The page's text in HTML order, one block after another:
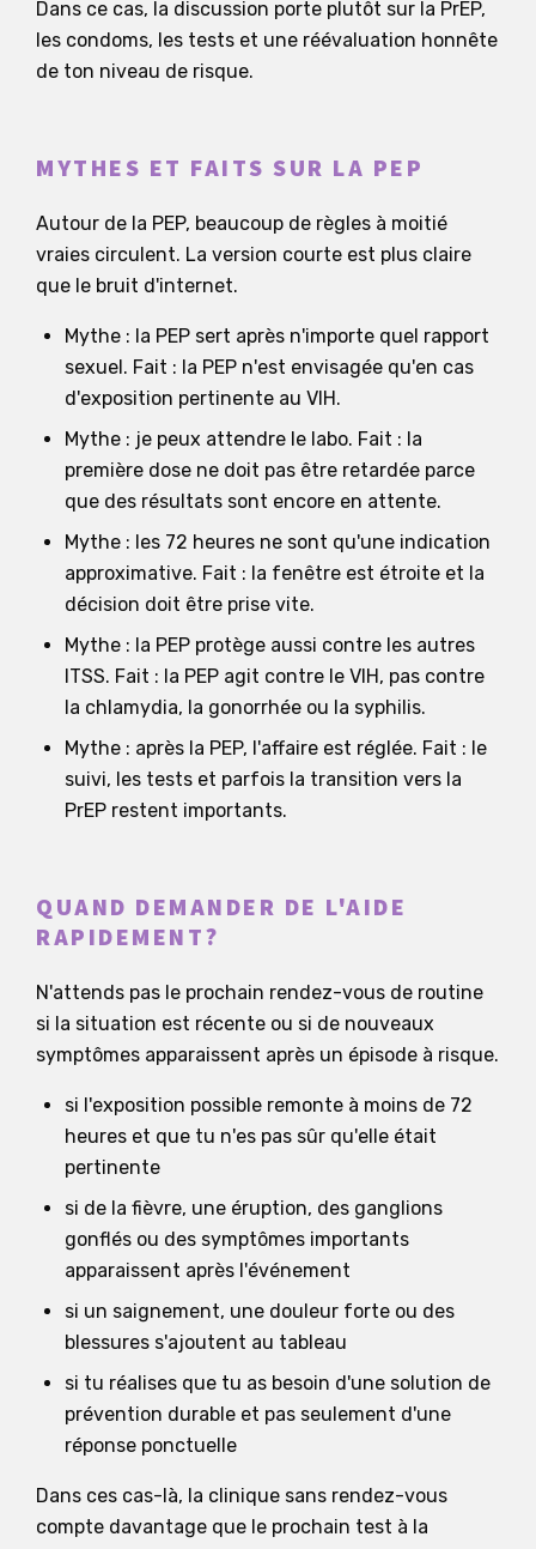
Dans ce cas, la discussion porte plutôt sur la PrEP,
les condoms, les tests et une réévaluation honnête
de ton niveau de risque.
MYTHES ET FAITS SUR LA PEP
Autour de la PEP, beaucoup de règles à moitié
vraies circulent. La version courte est plus claire
que le bruit d'internet.
Mythe : la PEP sert après n'importe quel rapport
sexuel. Fait : la PEP n'est envisagée qu'en cas
d'exposition pertinente au VIH.
Mythe : je peux attendre le labo. Fait : la
première dose ne doit pas être retardée parce
que des résultats sont encore en attente.
Mythe : les 72 heures ne sont qu'une indication
approximative. Fait : la fenêtre est étroite et la
décision doit être prise vite.
Mythe : la PEP protège aussi contre les autres
ITSS. Fait : la PEP agit contre le VIH, pas contre
la chlamydia, la gonorrhée ou la syphilis.
Mythe : après la PEP, l'affaire est réglée. Fait : le
suivi, les tests et parfois la transition vers la
PrEP restent importants.
QUAND DEMANDER DE L'AIDE
RAPIDEMENT?
N'attends pas le prochain rendez-vous de routine
si la situation est récente ou si de nouveaux
symptômes apparaissent après un épisode à risque.
si l'exposition possible remonte à moins de 72
heures et que tu n'es pas sûr qu'elle était
pertinente
si de la fièvre, une éruption, des ganglions
gonflés ou des symptômes importants
apparaissent après l'événement
si un saignement, une douleur forte ou des
blessures s'ajoutent au tableau
si tu réalises que tu as besoin d'une solution de
prévention durable et pas seulement d'une
réponse ponctuelle
Dans ces cas-là, la clinique sans rendez-vous
compte davantage que le prochain test à la